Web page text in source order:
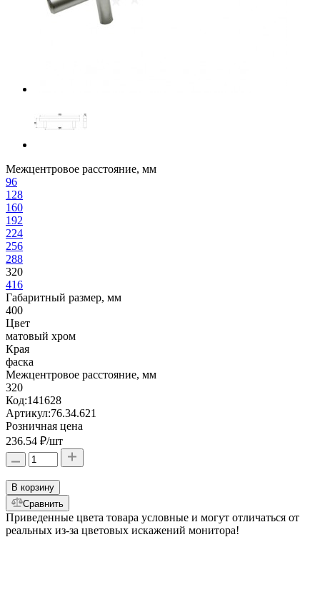
Межцентровое расстояние, мм
96
128
160
192
224
256
288
320
416
Габаритный размер, мм
400
Цвет
матовый хром
Края
фаска
Межцентровое расстояние, мм
320
Код:141628
Артикул:76.34.621
Розничная цена
236.54 ₽/шт
В корзину
Сравнить
Приведенные цвета товара условные и могут отличаться от
реальных из-за цветовых искажений монитора!